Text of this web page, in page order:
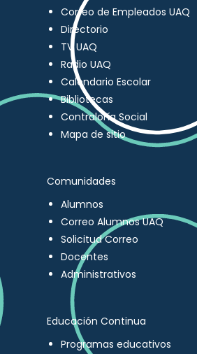
Correo de Empleados UAQ
Directorio
TV UAQ
Radio UAQ
Calendario Escolar
Bibliotecas
Contraloría Social
Mapa de sitio
Comunidades
Alumnos
Correo Alumnos UAQ
Solicitud Correo
Docentes
Administrativos
Educación Continua
Programas educativos